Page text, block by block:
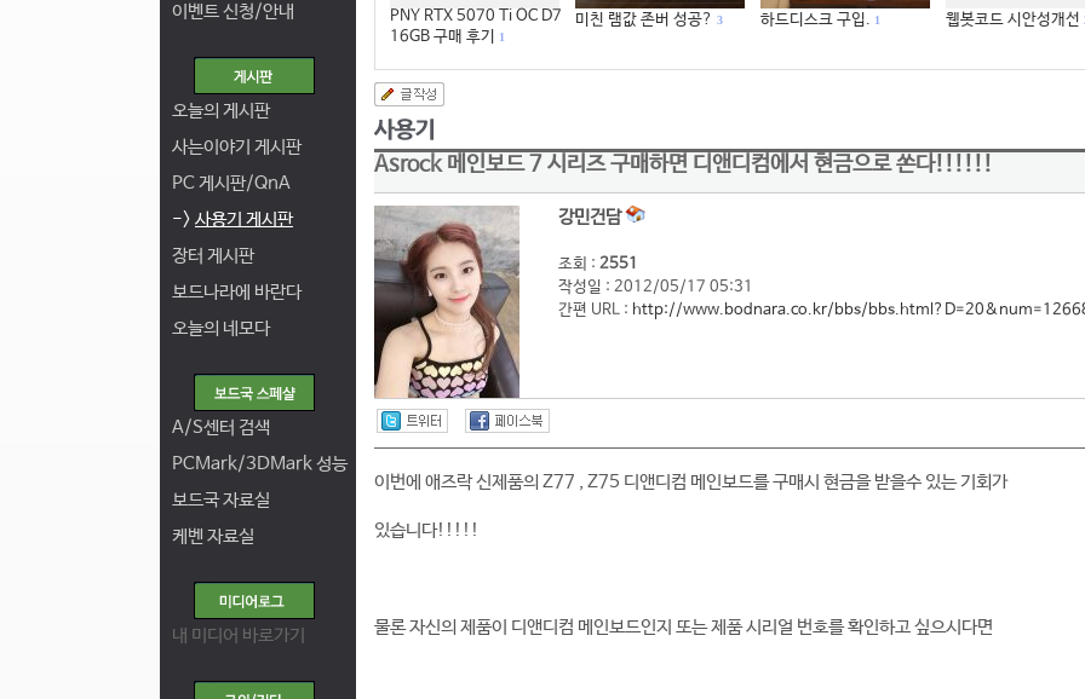
이벤트 신청/안내
오늘의 게시판
사는이야기 게시판
PC 게시판/QnA
-> 사용기 게시판
장터 게시판
보드나라에 바란다
오늘의 네모다
A/S센터 검색
PCMark/3DMark 성능
보드국 자료실
케벤 자료실
내 미디어 바로가기
PNY RTX 5070 Ti OC D7
16GB 구매 후기
1
미친 램값 존버 성공? 3 하드디스크 구입. 1 웹봇코드 시안성개선
Asrock 메인보드 7 시리즈 구매하면 디앤디컴에서 현금으로 쏜다!!!!!!
강민건담
조회 : 2551
작성일 : 2012/05/17 05:31
간편 URL : http://www.bodnara.co.kr/bbs/
이번에 애즈락 신제품의 Z77 , Z75 디앤디컴 메인보드를 구매시 현금을 받을수 있는 기회가
있습니다!!!!!
물론 자신의 제품이 디앤디컴 메인보드인지 또는 제품 시리얼 번호를 확인하고 싶으시다면